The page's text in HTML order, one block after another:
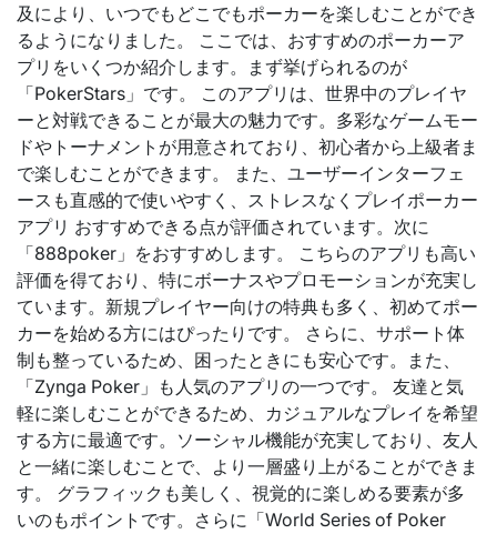
及により、いつでもどこでもポーカーを楽しむことができ
るようになりました。 ここでは、おすすめのポーカーア
プリをいくつか紹介します。まず挙げられるのが
「PokerStars」です。 このアプリは、世界中のプレイヤ
ーと対戦できることが最大の魅力です。多彩なゲームモー
ドやトーナメントが用意されており、初心者から上級者ま
で楽しむことができます。 また、ユーザーインターフェ
ースも直感的で使いやすく、ストレスなくプレイポーカー
アプリ おすすめできる点が評価されています。次に
「888poker」をおすすめします。 こちらのアプリも高い
評価を得ており、特にボーナスやプロモーションが充実し
ています。新規プレイヤー向けの特典も多く、初めてポー
カーを始める方にはぴったりです。 さらに、サポート体
制も整っているため、困ったときにも安心です。また、
「Zynga Poker」も人気のアプリの一つです。 友達と気
軽に楽しむことができるため、カジュアルなプレイを希望
する方に最適です。ソーシャル機能が充実しており、友人
と一緒に楽しむことで、より一層盛り上がることができま
す。 グラフィックも美しく、視覚的に楽しめる要素が多
いのもポイントです。さらに「World Series of Poker